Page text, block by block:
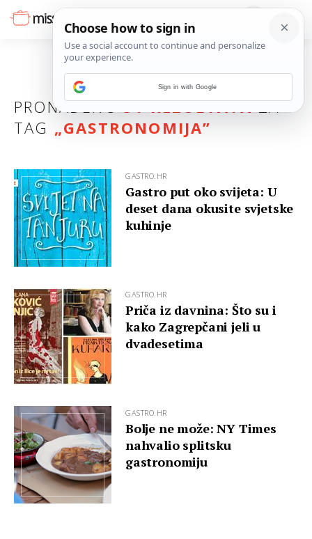
PRONAĐENO51 REZULTATAZA
TAG „GASTRONOMIJA”
GASTRO.HR
Gastro put oko svijeta: U
deset dana okusite svjetske
kuhinje
GASTRO.HR
Priča iz davnina: Što su i
kako Zagrepčani jeli u
dvadesetima
GASTRO.HR
Bolje ne može: NY Times
nahvalio splitsku
gastronomiju
Sign in with Google